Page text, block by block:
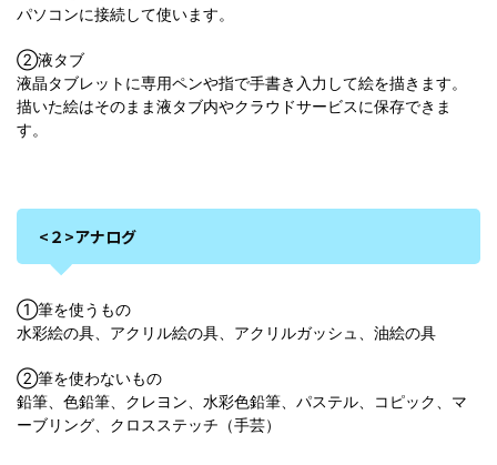
パソコンに接続して使います。
②液タブ
液晶タブレットに専用ペンや指で手書き入力して絵を描きます。
描いた絵はそのまま液タブ内やクラウドサービスに保存できま
す。
<２>アナログ
①筆を使うもの
水彩絵の具、アクリル絵の具、アクリルガッシュ、油絵の具
②筆を使わないもの
鉛筆、色鉛筆、クレヨン、水彩色鉛筆、パステル、コピック、マ
ーブリング、クロスステッチ（手芸）